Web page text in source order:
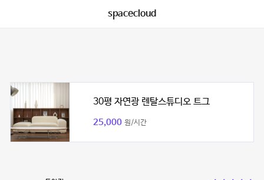
spacecloud
30평 자연광 렌탈스튜디오 트그
25,000 원/시간